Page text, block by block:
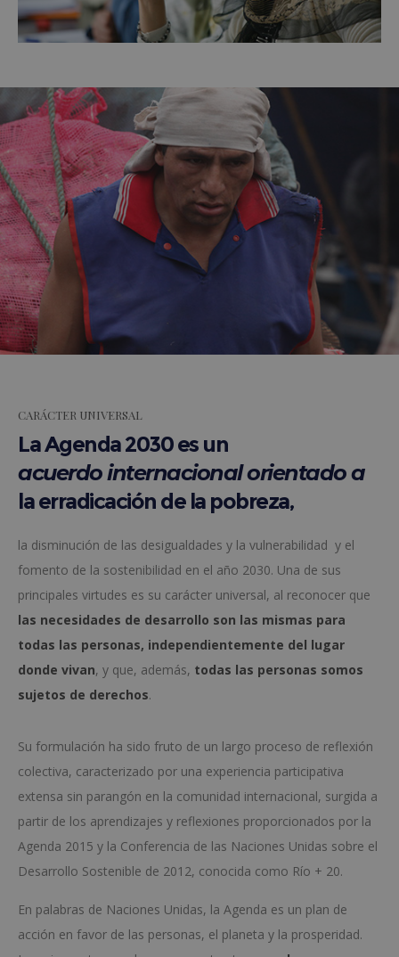
CARÁCTER UNIVERSAL
La Agenda 2030 es un
acuerdo internacional orientado a
laerradicación de la pobreza,
la disminución de las desigualdades y la vulnerabilidad y el
fomento de la sostenibilidad en el año 2030. Una de sus
principales virtudes es su carácter universal, al reconocer que
las necesidades de desarrollo son las mismas para
todas las personas, independientemente del lugar
donde vivan, y que, además, todas las personas somos
sujetos de derechos.
Su formulación ha sido fruto de un largo proceso de reflexión
colectiva, caracterizado por una experiencia participativa
extensa sin parangón en la comunidad internacional, surgida a
partir de los aprendizajes y reflexiones proporcionados por la
Agenda 2015 y la Conferencia de las Naciones Unidas sobre el
Desarrollo Sostenible de 2012, conocida como Río + 20.
En palabras de Naciones Unidas, la Agenda es un plan de
acción en favor de las personas, el planeta y la prosperidad.